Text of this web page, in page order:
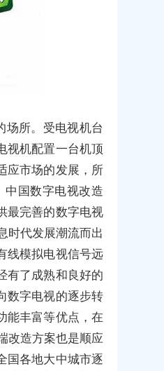
场所。受电视机台
视机配置一台机顶
应市场的发展，所
中国数字电视改造
最完善的数字电视
时代发展潮流而出
线模拟电视信号远
有了成熟和良好的
数字电视的逐步转
能丰富等优点，在
改造方案也是顺应
国各地大中城市逐